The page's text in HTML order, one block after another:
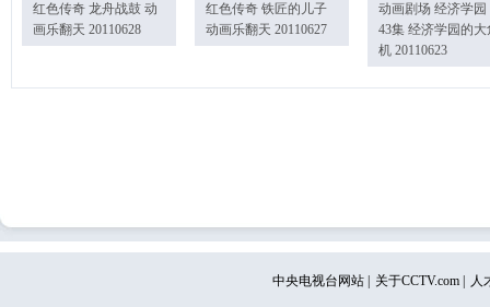
红色传奇 龙舟战鼓 动
画乐翻天 20110628
红色传奇 铁匠的儿子
动画乐翻天 20110627
动画剧场 经济学园
43集 经济学园的大
机 20110623
中央电视台网站 关于CCTV.com 人